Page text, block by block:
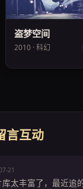
盗梦空间
2010 · 科幻
言互动
21
库太丰富了，最近追